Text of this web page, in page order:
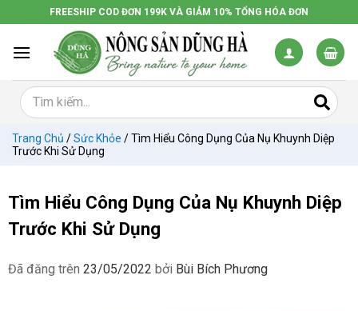
đến
dung
FREESHIP COD ĐƠN 199K VÀ GIẢM 10% TỔNG HÓA ĐƠN
Trang Chủ /Sức Khỏe /Tìm Hiểu Công Dụng Của Nụ Khuynh Diệp
Trước Khi Sử Dụng
Tìm Hiểu Công Dụng Của Nụ Khuynh Diệp
Trước Khi Sử Dụng
Đã đăng trên 23/05/2022 bởi Bùi Bích Phương